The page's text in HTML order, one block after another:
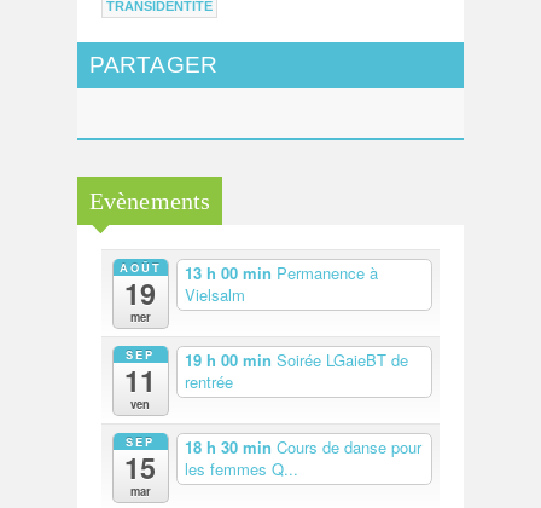
TRANSIDENTITÉ
PARTAGER
Evènements
AOÛT
19
mer
13 h 00 min Permanence à
Vielsalm
SEP
11
ven
19 h 00 min Soirée LGaieBT de
rentrée
SEP
15
mar
18 h 30 min Cours de danse pour
les femmes Q...